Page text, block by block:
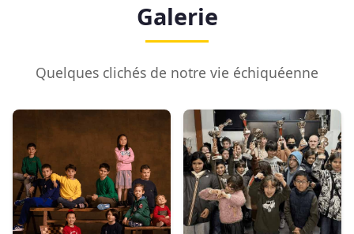
Galerie
Quelques clichés de notre vie échiquéenne